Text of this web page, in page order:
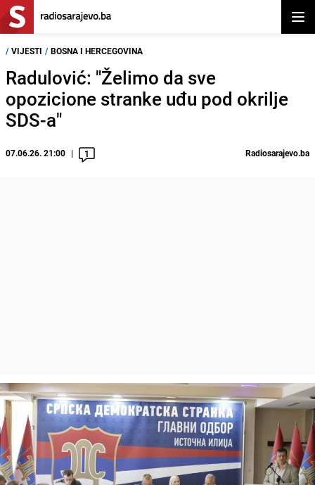
/ VIJESTI / BOSNA I HERCEGOVINA
Radulović: "Želimo da sve
opozicione stranke uđu pod okrilje
SDS-a"
07.06.26. 21:00 1 Radiosarajevo.ba